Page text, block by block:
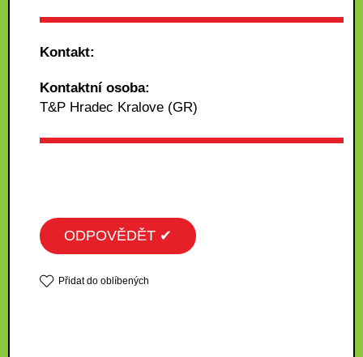
Kontakt:
Kontaktní osoba:
T&P Hradec Kralove (GR)
ODPOVĚDĚT ✔
Přidat do oblíbených